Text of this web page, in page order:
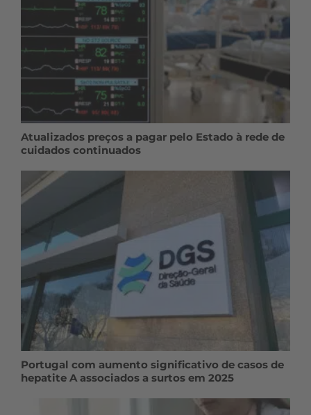
Atualizados preços a pagar pelo Estado à rede de
cuidados continuados
Portugal com aumento significativo de casos de
hepatite A associados a surtos em 2025